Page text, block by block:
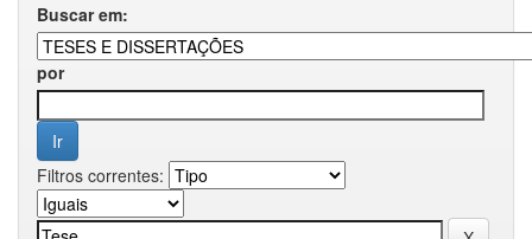
Buscar em:
por
Filtros correntes: